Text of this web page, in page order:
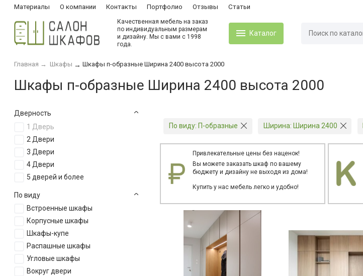
Материалы О компании Контакты Портфолио Отзывы Статьи
Качественная мебель на заказ
по индивидуальным размерам
и дизайну. Мы с вами с 1998
года.
Каталог
Главная → Шкафы → Шкафы п-образные Ширина 2400 высота 2000
Шкафы п-образные Ширина 2400 высота 2000
Дверность
1 Дверь
2 Двери
3 Двери
4 Двери
5 дверей и более
По виду
Встроенные шкафы
Корпусные шкафы
Шкафы-купе
Распашные шкафы
Угловые шкафы
Вокруг двери
По виду: П-образные Ширина: Ширина 2400
Привлекательные цены без наценок!
Вы можете заказать шкаф по вашему
бюджету и дизайну не выходя из дома!
Купить у нас мебель легко и удобно!